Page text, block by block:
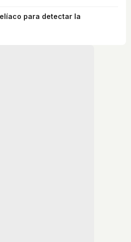
para detectar la